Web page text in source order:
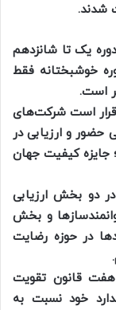
شدند.
یک تا شانزدهم
دوره خوشبختانه فقط
قرار است شرکت‌های
متقاضی حضور و ارزیابی در
جایزه کیفیت جهان
دو بخش ارزیابی
و بخش
در حوزه رضایت
به موجب بند ۱۸ ماده هفت قانون تقویت
خود نسبت به